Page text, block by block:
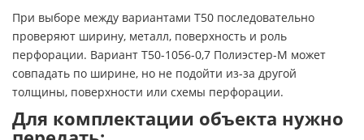
При выборе между вариантами Т50 последовательно
проверяют ширину, металл, поверхность и роль
перфорации. Вариант Т50-1056-0,7 Полиэстер-М может
совпадать по ширине, но не подойти из-за другой
толщины, поверхности или схемы перфорации.
Для комплектации объекта нужно